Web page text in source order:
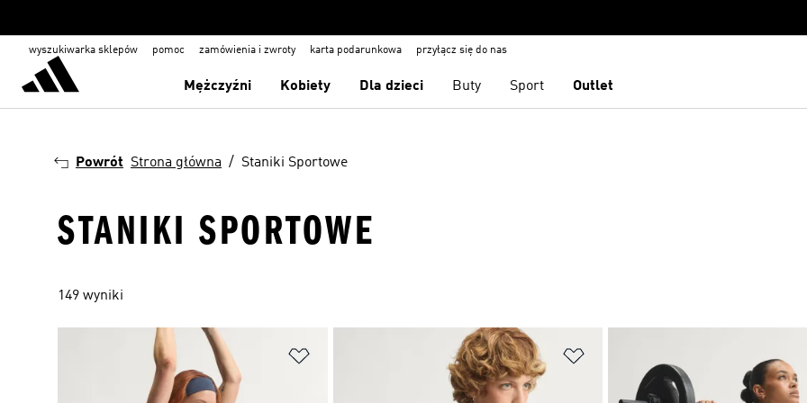
wyszukiwarka sklepów pomoc zamówienia i zwroty karta podarunkowa przyłącz się do nas
Mężczyźni Kobiety Dla dzieci Buty Sport Outlet
Powrót Strona główna Staniki Sportowe
STANIKI SPORTOWE
149 wyniki